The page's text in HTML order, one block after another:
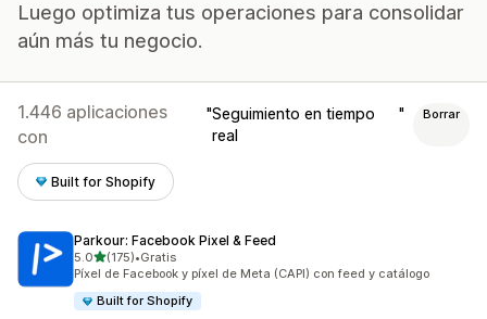
Luego optimiza tus operaciones para consolidar
aún más tu negocio.
1.446 aplicaciones
con
Seguimiento en tiempo
real
Borrar
Built for Shopify
Parkour: Facebook Pixel & Feed
5.0de 5 estrellas
(175)
175 reseñas en total
•Gratis
Píxel de Facebook y píxel de Meta (CAPI) con feed y catálogo
Built for Shopify